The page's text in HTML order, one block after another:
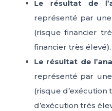
Le résultat de
représenté par
(risque financier
financier très élevé).
Le résultat de
représenté par
(risque d’exécution
d’exécution très